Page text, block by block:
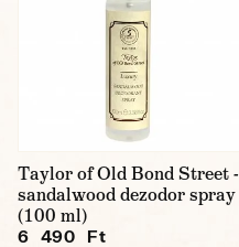
Taylor of Old Bond Street -
sandalwood dezodor spray
(100 ml)
6 490 Ft